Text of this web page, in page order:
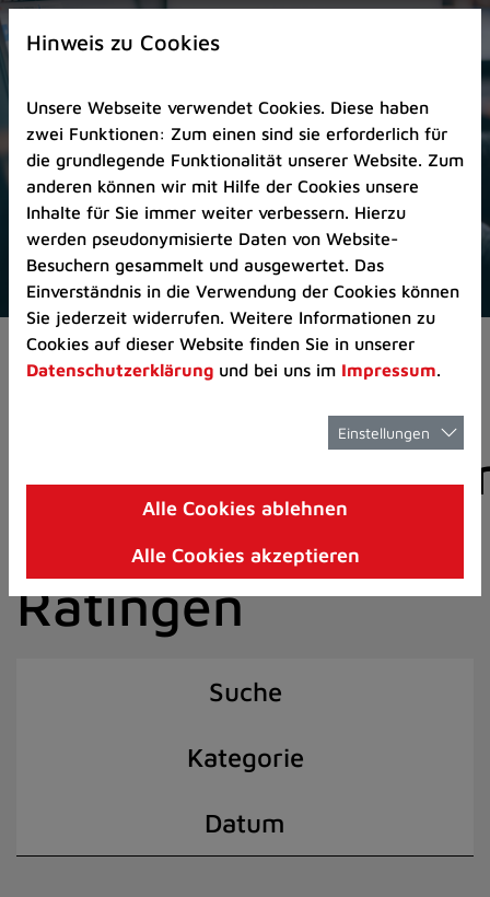
Zur
Startseite
Zum
Seitenanfang
springen
(Schnelltaste
A)
Zur
Navigation/Menü
springen
(Schnelltaste
M)
Zur
8)
I)
Aktuelles Pressemitteilungen
der Stadt
Ratingen
Suche
Kategorie
Datum
Hinweis zu Cookies
Unsere Webseite verwendet Cookies. Diese haben
zwei Funktionen: Zum einen sind sie erforderlich für
die grundlegende Funktionalität unserer Website. Zum
anderen können wir mit Hilfe der Cookies unsere
Inhalte für Sie immer weiter verbessern. Hierzu
werden pseudonymisierte Daten von Website-
Besuchern gesammelt und ausgewertet. Das
Einverständnis in die Verwendung der Cookies können
Sie jederzeit widerrufen. Weitere Informationen zu
Cookies auf dieser Website finden Sie in unserer
Datenschutzerklärung und bei uns im Impressum.
Einstellungen
Alle Cookies ablehnen
Alle Cookies akzeptieren